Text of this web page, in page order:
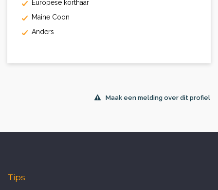
Europese korthaar
Maine Coon
Anders
Maak een melding over dit profiel
Tips